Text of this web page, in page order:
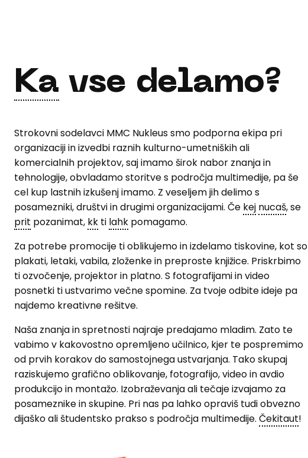
Ka vse delamo?
Strokovni sodelavci MMC Nukleus smo podporna ekipa pri
organizaciji in izvedbi raznih kulturno-umetniških ali
komercialnih projektov, saj imamo širok nabor znanja in
tehnologije, obvladamo storitve s področja multimedije, pa še
cel kup lastnih izkušenj imamo. Z veseljem jih delimo s
posamezniki, društvi in drugimi organizacijami. Če kej nucaš, se
prit pozanimat, kk ti lahk pomagamo.
Za potrebe promocije ti oblikujemo in izdelamo tiskovine, kot so
plakati, letaki, vabila, zloženke in preproste knjižice. Priskrbimo
ti ozvočenje, projektor in platno. S fotografijami in video
posnetki ti ustvarimo večne spomine. Za tvoje odbite ideje pa
najdemo kreativne rešitve.
Naša znanja in spretnosti najraje predajamo mladim. Zato te
vabimo v kakovostno opremljeno učilnico, kjer te pospremimo
od prvih korakov do samostojnega ustvarjanja. Tako skupaj
raziskujemo grafično oblikovanje, fotografijo, video in avdio
produkcijo in montažo. Izobraževanja ali tečaje izvajamo za
posameznike in skupine. Pri nas pa lahko opraviš tudi obvezno
dijaško ali študentsko prakso s področja multimedije. Čekitaut!